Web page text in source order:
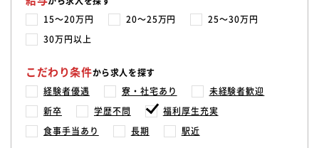
15〜20万円 20〜25万円 25〜30万円
30万円以上
こだわり条件から求人を探す
経験者優遇 寮・社宅あり 未経験者歓迎
新卒 学歴不問 福利厚生充実
食事手当あり 長期 駅近